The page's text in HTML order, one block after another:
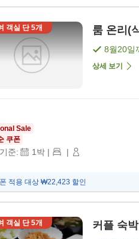
객실 단5개 룸 온리(
8월20일
상세 보기
Sale
쿠폰
준: 1박 | |
적용 대상 ₩22,423 할인
객실 단5개 커플 숙